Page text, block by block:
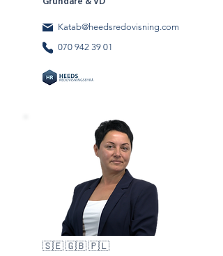
Katab@heedsredovisning.com
070 942 39 01
🇸🇪 🇬🇧 🇵🇱